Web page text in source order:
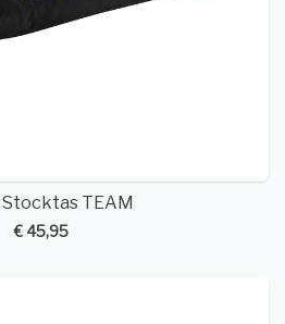
Stocktas TEAM
€ 45,95